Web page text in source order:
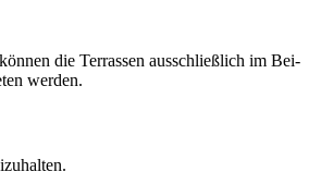
die Ter­ras­sen aus­schließ­lich im Bei­
werden.